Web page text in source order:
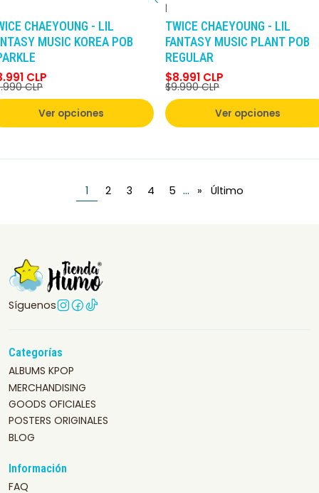
CHAEYOUNG - LIL
MUSIC KOREA POB
CLP
CLP
Ver opciones
|
TWICE CHAEYOUNG - LIL
FANTASY MUSIC PLANT POB
REGULAR
$8.991 CLP
$9.990 CLP
Ver opciones
1 2 3 4 5 ... » Último
Síguenos
Categorías
ALBUMS KPOP
MERCHANDISING
GOODS OFICIALES
POSTERS ORIGINALES
BLOG
Información
FAQ